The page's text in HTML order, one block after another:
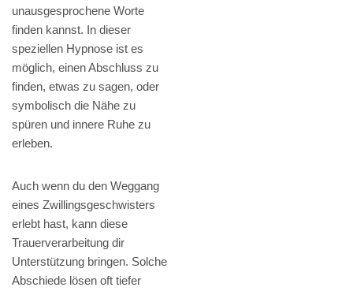
unausgesprochene Worte
finden kannst. In dieser
speziellen Hypnose ist es
möglich, einen Abschluss zu
finden, etwas zu sagen, oder
symbolisch die Nähe zu
spüren und innere Ruhe zu
erleben.
Auch wenn du den Weggang
eines Zwillingsgeschwisters
erlebt hast, kann diese
Trauerverarbeitung dir
Unterstützung bringen. Solche
Abschiede lösen oft tiefer